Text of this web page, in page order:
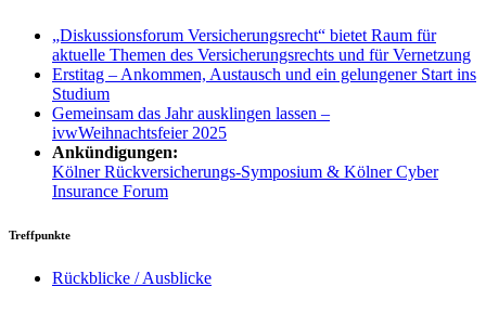
„Diskussionsforum Versicherungsrecht“ bietet Raum für
aktuelle Themen des Versicherungsrechts und für Vernetzung
Erstitag – Ankommen, Austausch und ein gelungener Start ins
Studium
Gemeinsam das Jahr ausklingen lassen –
ivwWeihnachtsfeier 2025
Ankündigungen:
Kölner Rückversicherungs-Symposium & Kölner Cyber
Insurance Forum
Treffpunkte
Rückblicke / Ausblicke